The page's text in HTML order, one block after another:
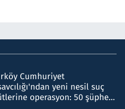
Cumhuriyet
yeni nesil suç
operasyon: 50 şüpheli